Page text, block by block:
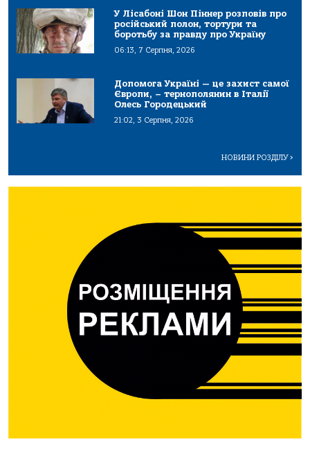
У Лісабоні Шон Піннер розповів про
російський полон, тортури та
боротьбу за правду про Україну
06:13, 7 Серпня, 2026
Допомога Україні — це захист самої
Європи, – тернополянин в Італії
Олесь Городецький
21:02, 3 Серпня, 2026
НОВИНИ РОЗДІЛУ>